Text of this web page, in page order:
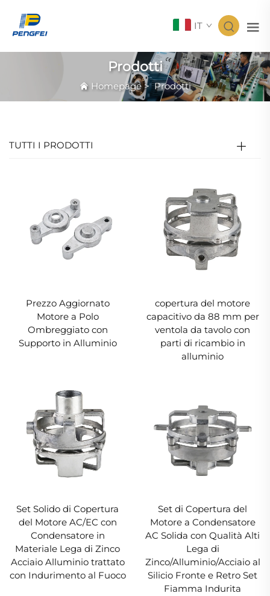
IT
Prodotti
Homepage>Prodotti
TUTTI I PRODOTTI
Prezzo Aggiornato
Motore a Polo
Ombreggiato con
Supporto in Alluminio
copertura del motore
capacitivo da 88 mm per
ventola da tavolo con
parti di ricambio in
alluminio
Set Solido di Copertura
del Motore AC/EC con
Condensatore in
Materiale Lega di Zinco
Acciaio Alluminio trattato
con Indurimento al Fuoco
Set di Copertura del
Motore a Condensatore
AC Solida con Qualità Alti
Lega di
Zinco/Alluminio/Acciaio al
Silicio Fronte e Retro Set
Fiamma Indurita